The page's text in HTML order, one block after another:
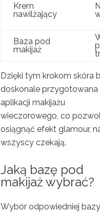
Krem
nawilżający
Baza pod
makijaż
Dzięki tym krokom skóra
doskonale przygotowana
aplikacji makijażu
wieczorowego, co
osiągnąć efekt glamour,
wszyscy czekają.
Jaką bazę pod
makijaż wybrać?
Wybór odpowiedniej